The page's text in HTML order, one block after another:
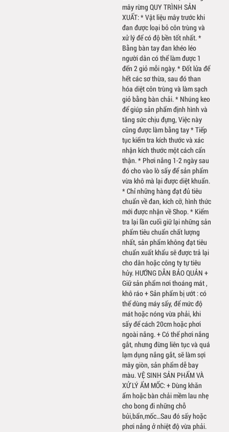
mây rừng QUY TRÌNH SẢN
XUẤT: * Vật liệu mây trước khi
đan được loại bỏ côn trùng và
xử lý để có độ bền tốt nhất. *
Bằng bàn tay đan khéo léo
người dân có thể làm được 1
đến 2 giỏ mỗi ngày. * Đốt lửa để
hết các sơ thừa, sau đó than
hóa diệt côn trùng và làm sạch
giỏ bằng bàn chải. * Nhúng keo
để giúp sản phẩm định hình và
tăng sức chịu đựng, Việc này
cũng được làm bằng tay * Tiếp
tục kiểm tra kích thước và xác
nhận kích thước một cách cẩn
thận. * Phơi nắng 1-2 ngày sau
đó cho vào lò sấy để sản phẩm
vừa khô mà lại được diệt khuẩn.
* Chỉ những hàng đạt đủ tiêu
chuẩn về đan, kích cỡ, hình thức
mới được nhận về Shop. * Kiểm
tra lại lần cuối giữ lại những sản
phẩm tiêu chuẩn chất lượng
nhất, sản phẩm không đạt tiêu
chuẩn xuất khẩu sẽ được trả lại
cho dân hoặc công ty tự tiêu
hủy. HƯỚNG DẪN BẢO QUẢN +
Giữ sản phẩm nơi thoáng mát ,
khô ráo + Sản phẩm bị ướt : có
thể dùng máy sấy, để mức độ
mát hoặc nóng vừa phải, khi
sấy để cách 20cm hoặc phơi
ngoài nắng. + Có thể phơi nắng
gắt, nhưng đừng liên tục và quá
lạm dụng nắng gắt, sẽ làm sợi
mây giòn, sản phẩm dễ bay
màu. VỆ SINH SẢN PHẨM VÀ
XỬ LÝ ẨM MỐC: + Dùng khăn
ẩm hoặc bàn chải mềm lau nhẹ
cho bong đi những chỗ
bủi,bẩn,mốc…Sau đó sấy hoặc
phơi nắng ở nhiệt độ vừa phải.